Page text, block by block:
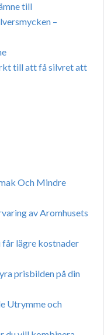
till
–
till att få silvret att
Och Mindre
av Aromhusets
får lägre kostnader
prisbilden på din
Utrymme och